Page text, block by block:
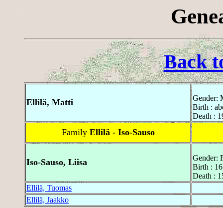
Back
Ellilä, Matti
Gender:
Birth :
Death :
Family Ellilä - Iso-Sauso
Iso-Sauso, Liisa
Gender:
Birth :
Death :
Ellilä, Tuomas
Ellilä, Jaakko